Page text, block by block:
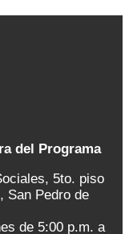
del Programa
5to. piso
San Pedro de
de 5:00 p.m. a